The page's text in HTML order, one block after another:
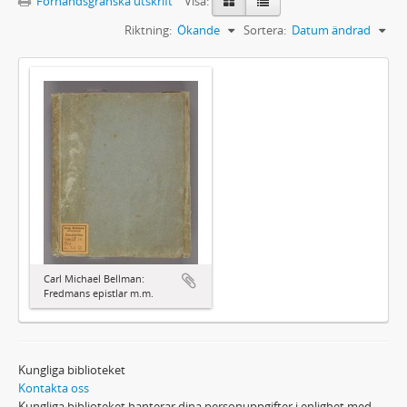
Sortera: Datum ändrad
Riktning: Ökande
Carl Michael Bellman:
Fredmans epistlar m.m.
Kungliga biblioteket
Kontakta oss